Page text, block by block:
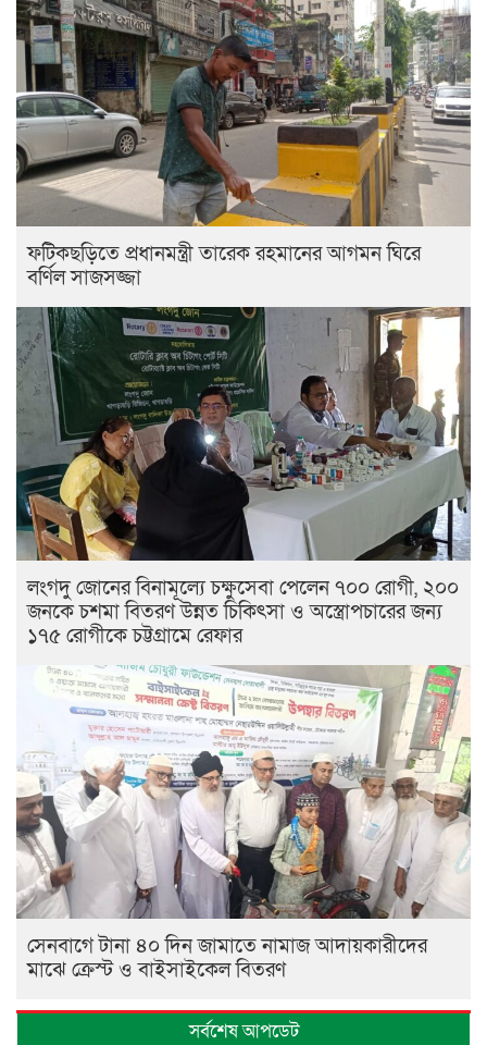
ফটিকছড়িতে প্রধানমন্ত্রী তারেক রহমানের আগমন ঘিরে
বর্ণিল সাজসজ্জা
লংগদু জোনের বিনামূল্যে চক্ষুসেবা পেলেন ৭০০ রোগী, ২০০
জনকে চশমা বিতরণ উন্নত চিকিৎসা ও অস্ত্রোপচারের জন্য
১৭৫ রোগীকে চট্টগ্রামে রেফার
সেনবাগে টানা ৪০ দিন জামাতে নামাজ আদায়কারীদের
মাঝে ক্রেস্ট ও বাইসাইকেল বিতরণ
সর্বশেষ আপডেট